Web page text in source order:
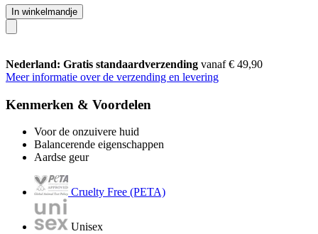
In winkelmandje
Nederland: Gratis standaardverzending vanaf € 49,90
Meer informatie over de verzending en levering
Kenmerken & Voordelen
Voor de onzuivere huid
Balancerende eigenschappen
Aardse geur
Cruelty Free (PETA)
Unisex